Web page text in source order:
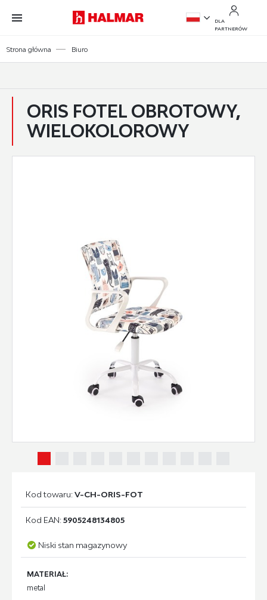
Przejdź do treści.
Przejdź do menu.
Przejdź do wyszukiwarki.
DLA
PARTNERÓW
Strona główna Biuro
ORIS FOTEL OBROTOWY,
WIELOKOLOROWY
Kod towaru:V-CH-ORIS-FOT
Kod EAN:5905248134805
Niski stan magazynowy
MATERIAŁ:
metal